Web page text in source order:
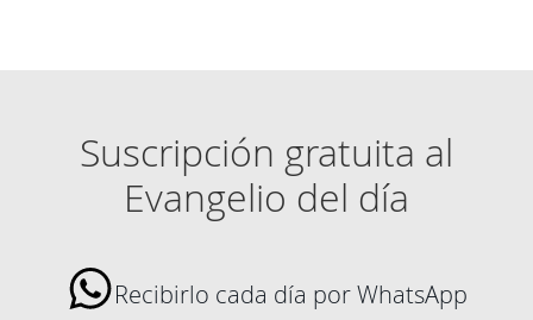
Suscripción gratuita al
Evangelio del día
Recibirlo cada día por WhatsApp